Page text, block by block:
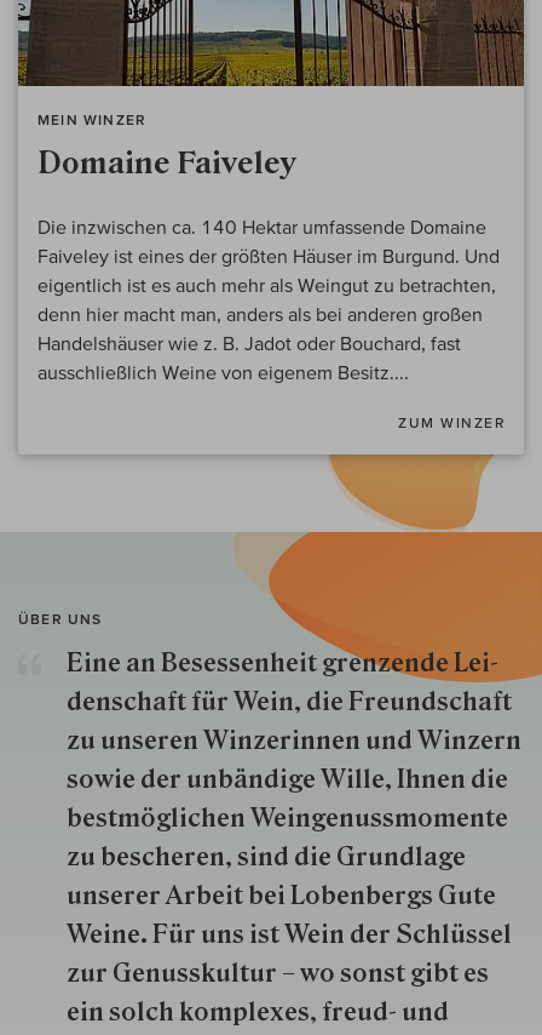
MEIN WINZER
Domaine Faiveley
Die inzwischen ca. 140 Hektar umfassende Domaine
Faiveley ist eines der größten Häuser im Burgund. Und
eigentlich ist es auch mehr als Weingut zu betrachten,
denn hier macht man, anders als bei anderen großen
Handelshäuser wie z. B. Jadot oder Bouchard, fast
ausschließlich Weine von eigenem Besitz....
ZUM WINZER
ÜBER UNS
Eine an Besessenheit gren­zende Lei­
den­schaft für Wein, die Freund­schaft
zu unseren Win­zer­innen und Win­zern
so­wie der un­bän­dige Wille, Ihnen die
best­mög­lich­en Wein­genuss­momente
zu besche­ren, sind die Grund­lage
unserer Arbeit bei Lobenbergs Gute
Weine. Für uns ist Wein der Schlüs­sel
zur Genuss­kultur – wo sonst gibt es
ein solch kom­plexes, freud- und